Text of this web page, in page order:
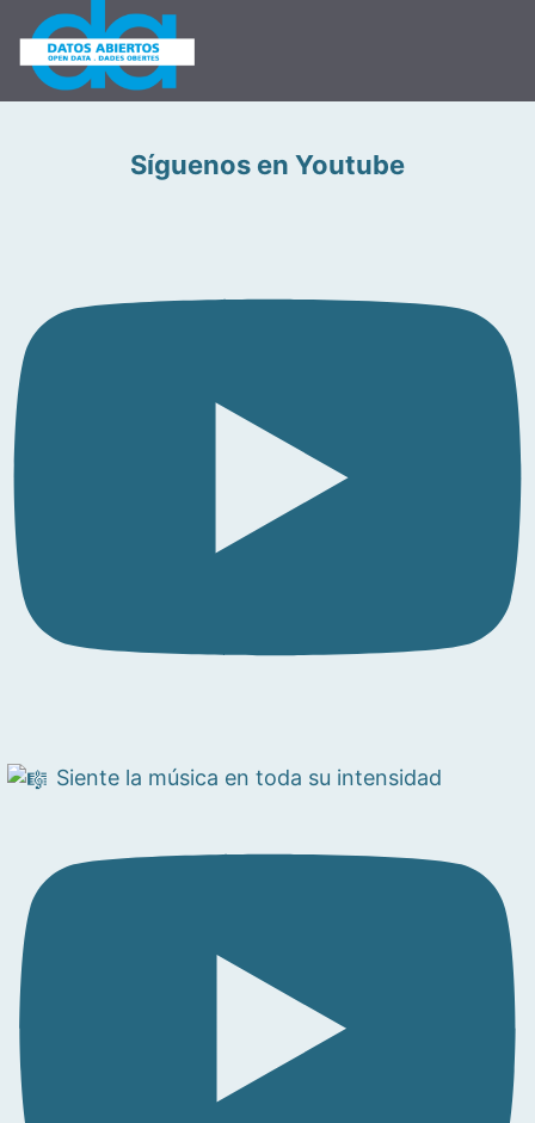
Síguenos en Youtube
Siente la música en toda su intensidad